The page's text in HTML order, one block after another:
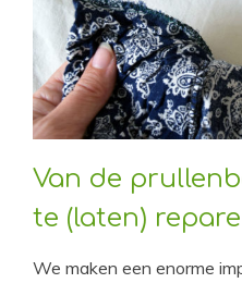
Van de
te (laten)
We maken een enorme